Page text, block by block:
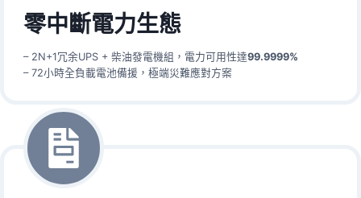
零中斷電力生態
– 2N+1冗余UPS + 柴油發電機組，電力可用性達99.9999%
– 72小時全負載電池備援，極端災難應對方案